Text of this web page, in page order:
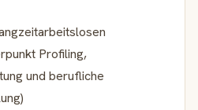
Profiling,
und berufliche